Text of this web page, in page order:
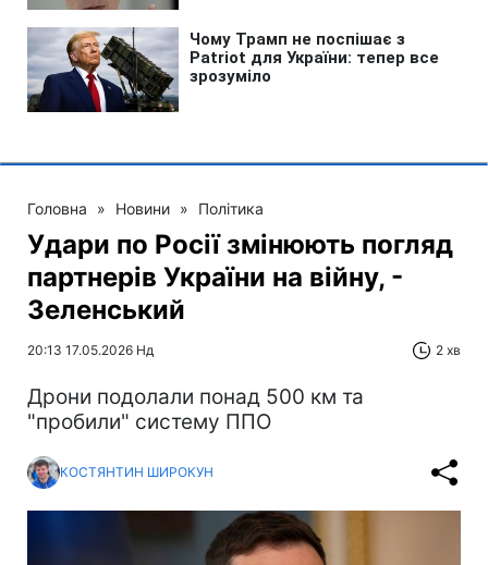
Головна » Новини » Політика
Удари по Росії змінюють погляд
партнерів України на війну, -
Зеленський
20:13 17.05.2026 Нд 2 хв
Дрони подолали понад 500 км та
"пробили" систему ППО
КОСТЯНТИН ШИРОКУН